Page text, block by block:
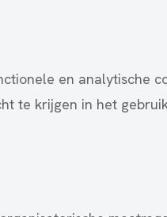
en analytische
te krijgen in het